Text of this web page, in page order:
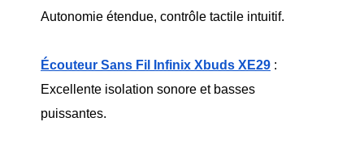
Autonomie étendue, contrôle tactile intuitif.
Écouteur Sans Fil Infinix Xbuds XE29 :
Excellente isolation sonore et basses
puissantes.